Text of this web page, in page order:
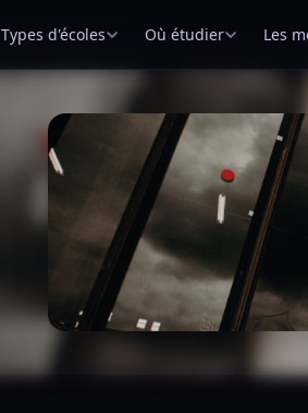
Types d'écoles Où étudier Les